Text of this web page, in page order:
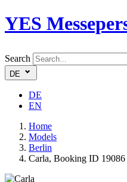
YES
Search
DE
DE
EN
Home
Models
Berlin
Carla, Booking ID 19086